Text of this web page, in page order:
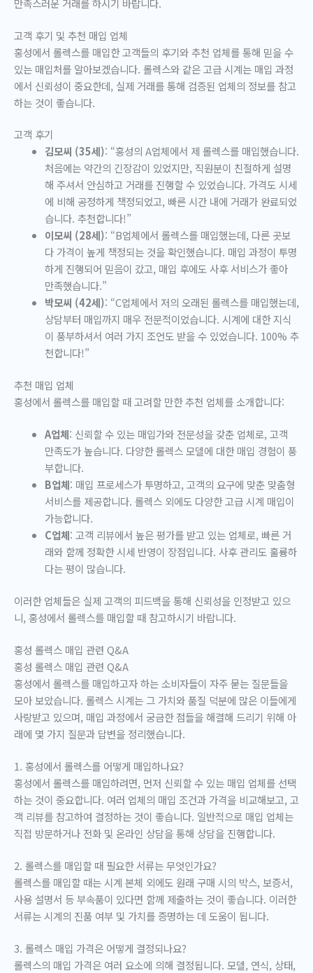
만족스러운 거래를 하시기 바랍니다.
고객 후기 및 추천 매입 업체
홍성에서 롤렉스를 매입한 고객들의 후기와 추천 업체를 통해 믿을 수
있는 매입처를 알아보겠습니다. 롤렉스와 같은 고급 시계는 매입 과정
에서 신뢰성이 중요한데, 실제 거래를 통해 검증된 업체의 정보를 참고
하는 것이 좋습니다.
고객 후기
김모씨 (35세): “홍성의 A업체에서 제 롤렉스를 매입했습니다.
처음에는 약간의 긴장감이 있었지만, 직원분이 친절하게 설명
해 주셔서 안심하고 거래를 진행할 수 있었습니다. 가격도 시세
에 비해 공정하게 책정되었고, 빠른 시간 내에 거래가 완료되었
습니다. 추천합니다!”
이모씨 (28세): “B업체에서 롤렉스를 매입했는데, 다른 곳보
다 가격이 높게 책정되는 것을 확인했습니다. 매입 과정이 투명
하게 진행되어 믿음이 갔고, 매입 후에도 사후 서비스가 좋아
만족했습니다.”
박모씨 (42세): “C업체에서 저의 오래된 롤렉스를 매입했는데,
상담부터 매입까지 매우 전문적이었습니다. 시계에 대한 지식
이 풍부하셔서 여러 가지 조언도 받을 수 있었습니다. 100% 추
천합니다!”
추천 매입 업체
홍성에서 롤렉스를 매입할 때 고려할 만한 추천 업체를 소개합니다:
A업체: 신뢰할 수 있는 매입가와 전문성을 갖춘 업체로, 고객
만족도가 높습니다. 다양한 롤렉스 모델에 대한 매입 경험이 풍
부합니다.
B업체: 매입 프로세스가 투명하고, 고객의 요구에 맞춘 맞춤형
서비스를 제공합니다. 롤렉스 외에도 다양한 고급 시계 매입이
가능합니다.
C업체: 고객 리뷰에서 높은 평가를 받고 있는 업체로, 빠른 거
래와 함께 정확한 시세 반영이 장점입니다. 사후 관리도 훌륭하
다는 평이 많습니다.
이러한 업체들은 실제 고객의 피드백을 통해 신뢰성을 인정받고 있으
니, 홍성에서 롤렉스를 매입할 때 참고하시기 바랍니다.
홍성 롤렉스 매입 관련 Q&A
홍성 롤렉스 매입 관련 Q&A
홍성에서 롤렉스를 매입하고자 하는 소비자들이 자주 묻는 질문들을
모아 보았습니다. 롤렉스 시계는 그 가치와 품질 덕분에 많은 이들에게
사랑받고 있으며, 매입 과정에서 궁금한 점들을 해결해 드리기 위해 아
래에 몇 가지 질문과 답변을 정리했습니다.
1. 홍성에서 롤렉스를 어떻게 매입하나요?
홍성에서 롤렉스를 매입하려면, 먼저 신뢰할 수 있는 매입 업체를 선택
하는 것이 중요합니다. 여러 업체의 매입 조건과 가격을 비교해보고, 고
객 리뷰를 참고하여 결정하는 것이 좋습니다. 일반적으로 매입 업체는
직접 방문하거나 전화 및 온라인 상담을 통해 상담을 진행합니다.
2. 롤렉스를 매입할 때 필요한 서류는 무엇인가요?
롤렉스를 매입할 때는 시계 본체 외에도 원래 구매 시의 박스, 보증서,
사용 설명서 등 부속품이 있다면 함께 제출하는 것이 좋습니다. 이러한
서류는 시계의 진품 여부 및 가치를 증명하는 데 도움이 됩니다.
3. 롤렉스 매입 가격은 어떻게 결정되나요?
롤렉스의 매입 가격은 여러 요소에 의해 결정됩니다. 모델, 연식, 상태,